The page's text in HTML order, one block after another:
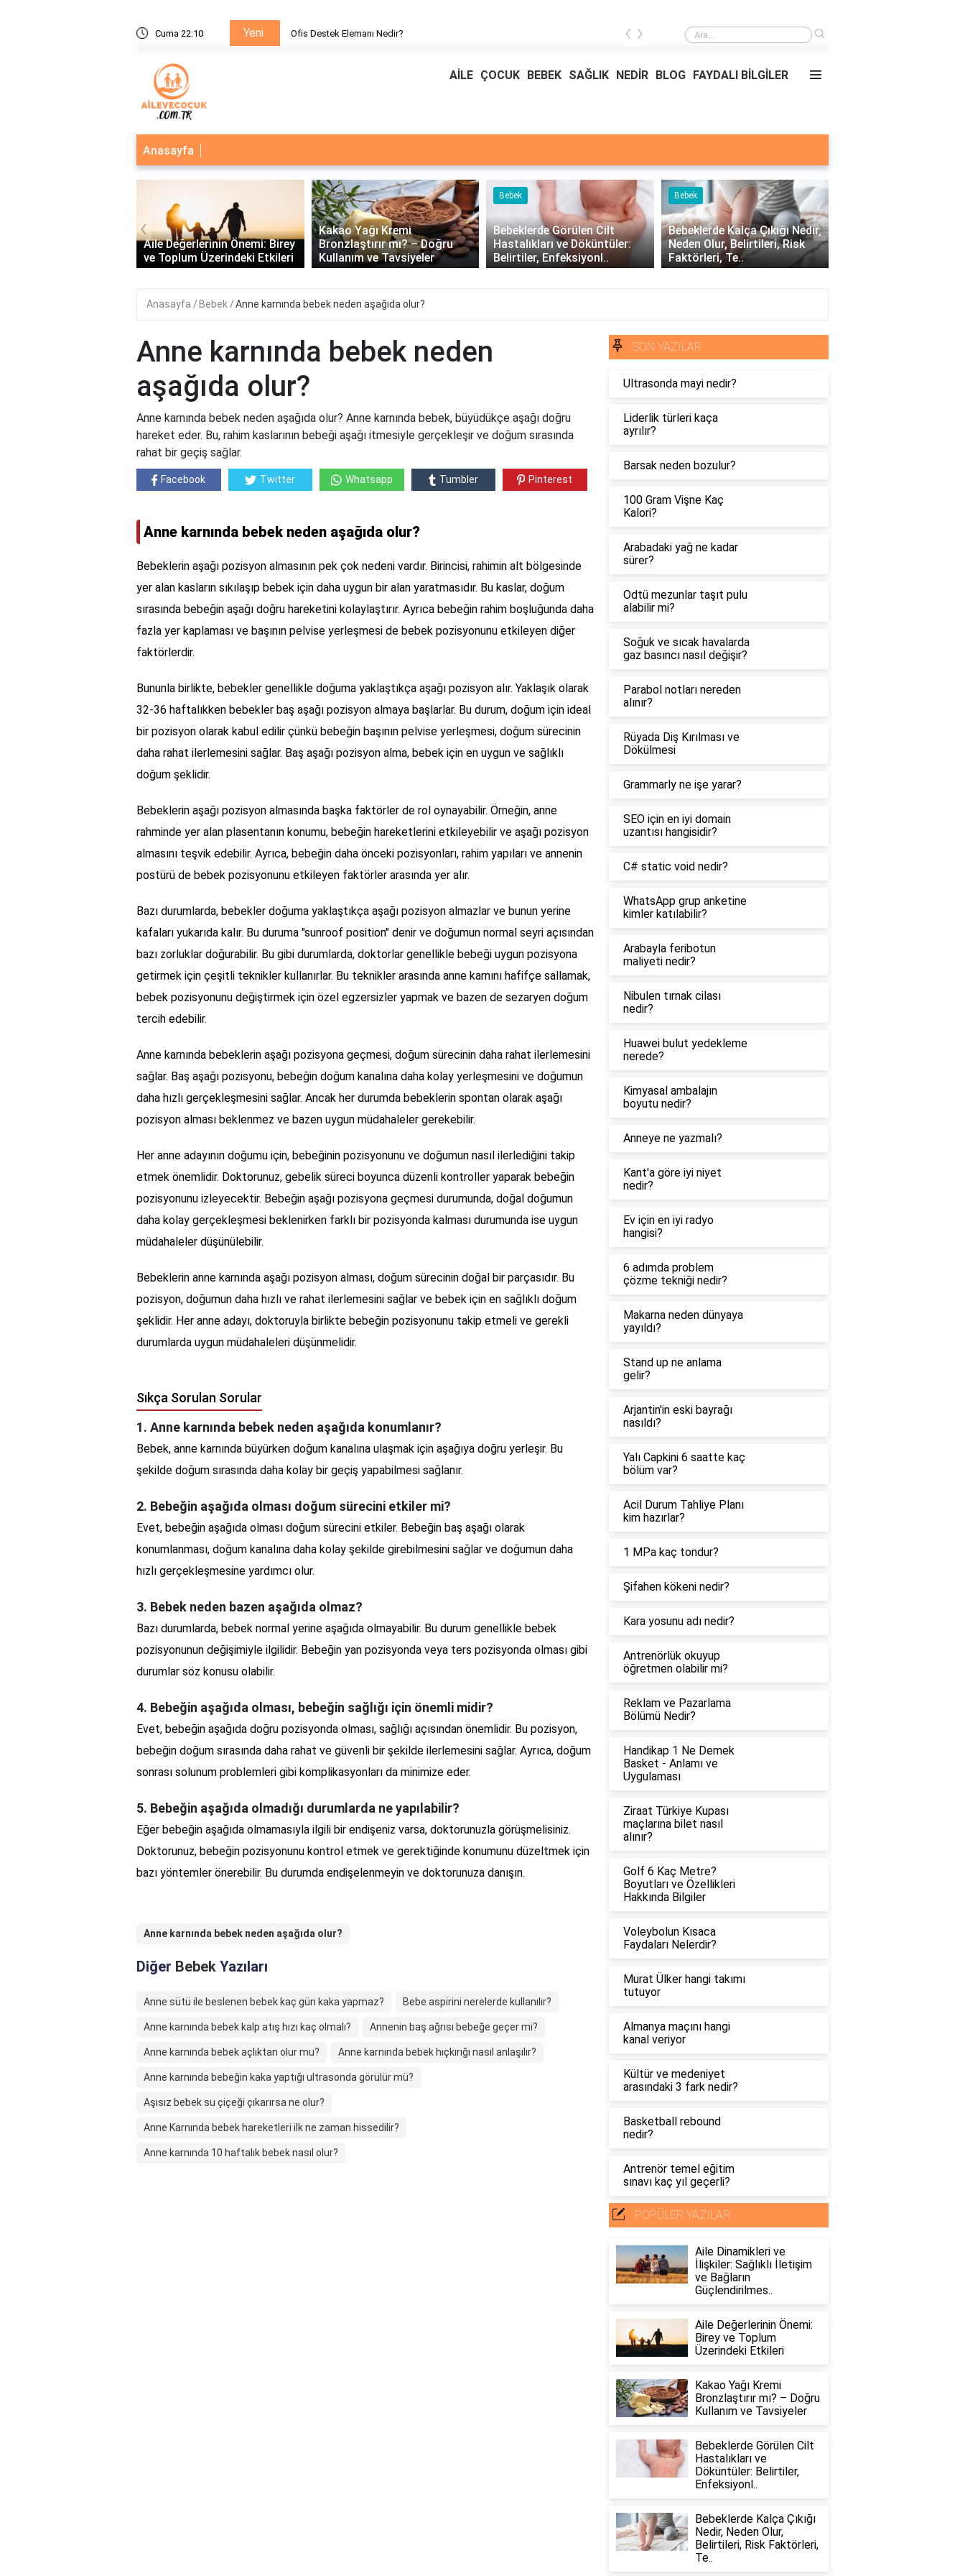
Cuma 22:10 Yeni Ofis Destek Elemanı Nedir? Nmt Tedavisi Nedir?
‹ ›
AİLE ÇOCUK BEBEK SAĞLIK NEDİR BLOG FAYDALI BİLGİLER
Anasayfa
Aile Değerlerinin Önemi: Birey
ve Toplum Üzerindeki Etkileri
Kakao Yağı Kremi
Bronzlaştırır mı? – Doğru
Kullanım ve Tavsiyeler
Bebek
Bebeklerde Görülen Cilt
Hastalıkları ve Döküntüler:
Belirtiler, Enfeksiyonl..
Bebek
Bebeklerde Kalça Çıkığı Nedir,
Neden Olur, Belirtileri, Risk
Faktörleri, Te..
‹ ›
Anasayfa Bebek Anne karnında bebek neden aşağıda olur?
Anne karnında bebek neden
aşağıda olur?
Anne karnında bebek neden aşağıda olur? Anne karnında bebek, büyüdükçe aşağı doğru
hareket eder. Bu, rahim kaslarının bebeği aşağı itmesiyle gerçekleşir ve doğum sırasında
rahat bir geçiş sağlar.
Facebook Twitter Whatsapp Tumbler Pinterest
Anne karnında bebek neden aşağıda olur?
Bebeklerin aşağı pozisyon almasının pek çok nedeni vardır. Birincisi, rahimin alt bölgesinde
yer alan kasların sıkılaşıp bebek için daha uygun bir alan yaratmasıdır. Bu kaslar, doğum
sırasında bebeğin aşağı doğru hareketini kolaylaştırır. Ayrıca bebeğin rahim boşluğunda daha
fazla yer kaplaması ve başının pelvise yerleşmesi de bebek pozisyonunu etkileyen diğer
faktörlerdir.
Bununla birlikte, bebekler genellikle doğuma yaklaştıkça aşağı pozisyon alır. Yaklaşık olarak
32-36 haftalıkken bebekler baş aşağı pozisyon almaya başlarlar. Bu durum, doğum için ideal
bir pozisyon olarak kabul edilir çünkü bebeğin başının pelvise yerleşmesi, doğum sürecinin
daha rahat ilerlemesini sağlar. Baş aşağı pozisyon alma, bebek için en uygun ve sağlıklı
doğum şeklidir.
Bebeklerin aşağı pozisyon almasında başka faktörler de rol oynayabilir. Örneğin, anne
rahminde yer alan plasentanın konumu, bebeğin hareketlerini etkileyebilir ve aşağı pozisyon
almasını teşvik edebilir. Ayrıca, bebeğin daha önceki pozisyonları, rahim yapıları ve annenin
postürü de bebek pozisyonunu etkileyen faktörler arasında yer alır.
Bazı durumlarda, bebekler doğuma yaklaştıkça aşağı pozisyon almazlar ve bunun yerine
kafaları yukarıda kalır. Bu duruma "sunroof position" denir ve doğumun normal seyri açısından
bazı zorluklar doğurabilir. Bu gibi durumlarda, doktorlar genellikle bebeği uygun pozisyona
getirmek için çeşitli teknikler kullanırlar. Bu teknikler arasında anne karnını hafifçe sallamak,
bebek pozisyonunu değiştirmek için özel egzersizler yapmak ve bazen de sezaryen doğum
tercih edebilir.
Anne karnında bebeklerin aşağı pozisyona geçmesi, doğum sürecinin daha rahat ilerlemesini
sağlar. Baş aşağı pozisyonu, bebeğin doğum kanalına daha kolay yerleşmesini ve doğumun
daha hızlı gerçekleşmesini sağlar. Ancak her durumda bebeklerin spontan olarak aşağı
pozisyon alması beklenmez ve bazen uygun müdahaleler gerekebilir.
Her anne adayının doğumu için, bebeğinin pozisyonunu ve doğumun nasıl ilerlediğini takip
etmek önemlidir. Doktorunuz, gebelik süreci boyunca düzenli kontroller yaparak bebeğin
pozisyonunu izleyecektir. Bebeğin aşağı pozisyona geçmesi durumunda, doğal doğumun
daha kolay gerçekleşmesi beklenirken farklı bir pozisyonda kalması durumunda ise uygun
müdahaleler düşünülebilir.
Bebeklerin anne karnında aşağı pozisyon alması, doğum sürecinin doğal bir parçasıdır. Bu
pozisyon, doğumun daha hızlı ve rahat ilerlemesini sağlar ve bebek için en sağlıklı doğum
şeklidir. Her anne adayı, doktoruyla birlikte bebeğin pozisyonunu takip etmeli ve gerekli
durumlarda uygun müdahaleleri düşünmelidir.
Sıkça Sorulan Sorular
1. Anne karnında bebek neden aşağıda konumlanır?
Bebek, anne karnında büyürken doğum kanalına ulaşmak için aşağıya doğru yerleşir. Bu
şekilde doğum sırasında daha kolay bir geçiş yapabilmesi sağlanır.
2. Bebeğin aşağıda olması doğum sürecini etkiler mi?
Evet, bebeğin aşağıda olması doğum sürecini etkiler. Bebeğin baş aşağı olarak
konumlanması, doğum kanalına daha kolay şekilde girebilmesini sağlar ve doğumun daha
hızlı gerçekleşmesine yardımcı olur.
3. Bebek neden bazen aşağıda olmaz?
Bazı durumlarda, bebek normal yerine aşağıda olmayabilir. Bu durum genellikle bebek
pozisyonunun değişimiyle ilgilidir. Bebeğin yan pozisyonda veya ters pozisyonda olması gibi
durumlar söz konusu olabilir.
4. Bebeğin aşağıda olması, bebeğin sağlığı için önemli midir?
Evet, bebeğin aşağıda doğru pozisyonda olması, sağlığı açısından önemlidir. Bu pozisyon,
bebeğin doğum sırasında daha rahat ve güvenli bir şekilde ilerlemesini sağlar. Ayrıca, doğum
sonrası solunum problemleri gibi komplikasyonları da minimize eder.
5. Bebeğin aşağıda olmadığı durumlarda ne yapılabilir?
Eğer bebeğin aşağıda olmamasıyla ilgili bir endişeniz varsa, doktorunuzla görüşmelisiniz.
Doktorunuz, bebeğin pozisyonunu kontrol etmek ve gerektiğinde konumunu düzeltmek için
bazı yöntemler önerebilir. Bu durumda endişelenmeyin ve doktorunuza danışın.
Anne karnında bebek neden aşağıda olur?
Diğer Bebek Yazıları
Anne sütü ile beslenen bebek kaç gün kaka yapmaz? Bebe aspirini nerelerde kullanılır?
Anne karnında bebek kalp atış hızı kaç olmalı? Annenin baş ağrısı bebeğe geçer mi?
Anne karnında bebek açlıktan olur mu? Anne karnında bebek hıçkırığı nasıl anlaşılır?
Anne karnında bebeğin kaka yaptığı ultrasonda görülür mü?
Aşısız bebek su çiçeği çıkarırsa ne olur?
Anne Karnında bebek hareketleri ilk ne zaman hissedilir?
Anne karnında 10 haftalık bebek nasıl olur?
SON YAZILAR
Ultrasonda mayi nedir?
Liderlik türleri kaça
ayrılır?
Barsak neden bozulur?
100 Gram Vişne Kaç
Kalori?
Arabadaki yağ ne kadar
sürer?
Odtü mezunlar taşıt pulu
alabilir mi?
Soğuk ve sıcak havalarda
gaz basıncı nasıl değişir?
Parabol notları nereden
alınır?
Rüyada Diş Kırılması ve
Dökülmesi
Grammarly ne işe yarar?
SEO için en iyi domain
uzantısı hangisidir?
C# static void nedir?
WhatsApp grup anketine
kimler katılabilir?
Arabayla feribotun
maliyeti nedir?
Nibulen tırnak cilası
nedir?
Huawei bulut yedekleme
nerede?
Kimyasal ambalajın
boyutu nedir?
Anneye ne yazmalı?
Kant'a göre iyi niyet
nedir?
Ev için en iyi radyo
hangisi?
6 adımda problem
çözme tekniği nedir?
Makarna neden dünyaya
yayıldı?
Stand up ne anlama
gelir?
Arjantin'in eski bayrağı
nasıldı?
Yalı Capkini 6 saatte kaç
bölüm var?
Acil Durum Tahliye Planı
kim hazırlar?
1 MPa kaç tondur?
Şifahen kökeni nedir?
Kara yosunu adı nedir?
Antrenörlük okuyup
öğretmen olabilir mi?
Reklam ve Pazarlama
Bölümü Nedir?
Handikap 1 Ne Demek
Basket - Anlamı ve
Uygulaması
Ziraat Türkiye Kupası
maçlarına bilet nasıl
alınır?
Golf 6 Kaç Metre?
Boyutları ve Özellikleri
Hakkında Bilgiler
Voleybolun Kısaca
Faydaları Nelerdir?
Murat Ülker hangi takımı
tutuyor
Almanya maçını hangi
kanal veriyor
Kültür ve medeniyet
arasındaki 3 fark nedir?
Basketball rebound
nedir?
Antrenör temel eğitim
sınavı kaç yıl geçerli?
POPÜLER YAZILAR
Aile Dinamikleri ve
İlişkiler: Sağlıklı İletişim
ve Bağların
Güçlendirilmes..
Aile Değerlerinin Önemi:
Birey ve Toplum
Üzerindeki Etkileri
Kakao Yağı Kremi
Bronzlaştırır mı? – Doğru
Kullanım ve Tavsiyeler
Bebeklerde Görülen Cilt
Hastalıkları ve
Döküntüler: Belirtiler,
Enfeksiyonl..
Bebeklerde Kalça Çıkığı
Nedir, Neden Olur,
Belirtileri, Risk Faktörleri,
Te..